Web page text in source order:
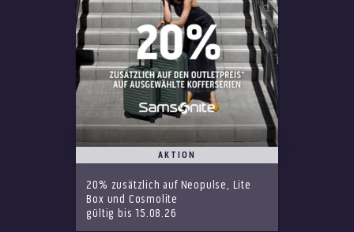
AKTION
20% zusätzlich auf Neopulse, Lite
Box und Cosmolite
gültig bis 15.08.26